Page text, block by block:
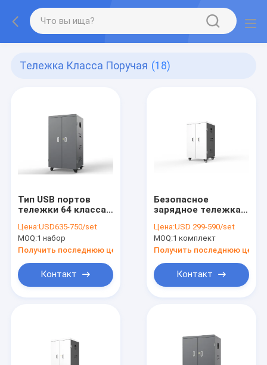
Тележка Класса Поручая (18)
Тип USB портов
тележки 64 класса
собрал
Цена:USD635-750/set
MOQ:1 набор
Получить последнюю цену
Контакт
Безопасное
зарядное тележка
тележка для школы
Цена:USD 299-590/set
MOQ:1 комплект
Получить последнюю цену
Контакт